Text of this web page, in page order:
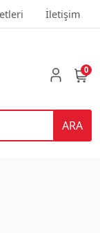
İletişim
ARA
0